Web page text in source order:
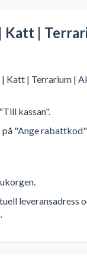
Katt |
| Katt | Terrarium |
kassan".
på "Ange
leveransadress